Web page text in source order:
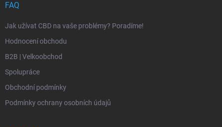
FAQ
Jak užívat CBD na vaše problémy? Poradíme!
Hodnocení obchodu
B2B | Velkoobchod
Spolupráce
Obchodní podmínky
Podmínky ochrany osobních údajů